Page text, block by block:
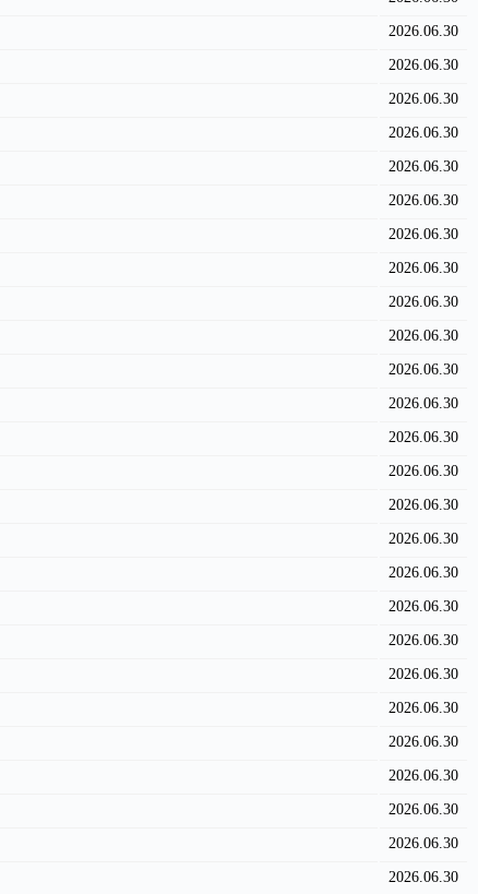
2026.06.30
2026.06.30
2026.06.30
2026.06.30
2026.06.30
2026.06.30
2026.06.30
2026.06.30
2026.06.30
2026.06.30
2026.06.30
2026.06.30
2026.06.30
2026.06.30
2026.06.30
2026.06.30
2026.06.30
2026.06.30
2026.06.30
2026.06.30
2026.06.30
2026.06.30
2026.06.30
2026.06.30
2026.06.30
2026.06.30